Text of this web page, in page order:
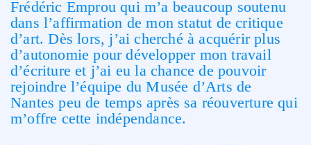
Frédéric Emprou qui m’a beaucoup soutenu
dans l’affirmation de mon statut de critique
d’art. Dès lors, j’ai cherché à acquérir plus
d’autonomie pour développer mon travail
d’écriture et j’ai eu la chance de pouvoir
rejoindre l’équipe du Musée d’Arts de
Nantes peu de temps après sa réouverture qui
m’offre cette indépendance.